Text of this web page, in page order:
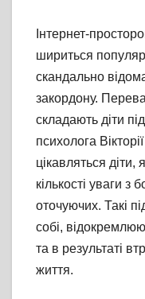
Інтернет-
шириться
скандально
закордону.
складають діти
психолога
цікавляться діти,
кількості уваги з
оточуючих. Такі
собі,
та в результаті
життя.